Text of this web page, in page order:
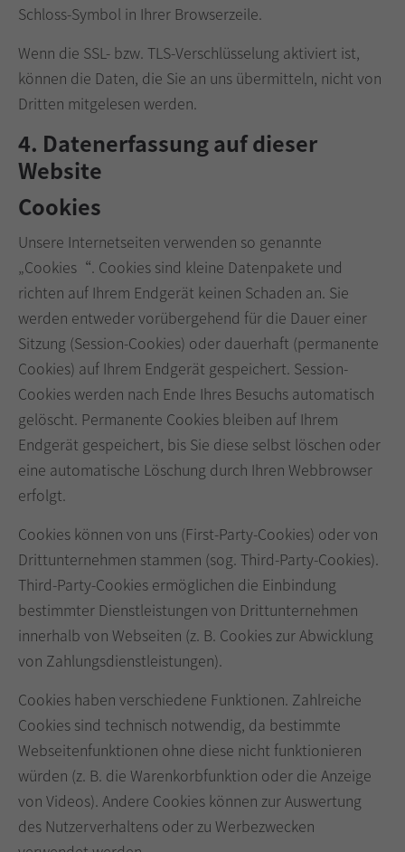
Schloss-Symbol in Ihrer Browserzeile.
Wenn die SSL- bzw. TLS-Verschlüsselung aktiviert ist,
können die Daten, die Sie an uns übermitteln, nicht von
Dritten mitgelesen werden.
4. Datenerfassung auf dieser
Website
Cookies
Unsere Internetseiten verwenden so genannte
„Cookies“. Cookies sind kleine Datenpakete und
richten auf Ihrem Endgerät keinen Schaden an. Sie
werden entweder vorübergehend für die Dauer einer
Sitzung (Session-Cookies) oder dauerhaft (permanente
Cookies) auf Ihrem Endgerät gespeichert. Session-
Cookies werden nach Ende Ihres Besuchs automatisch
gelöscht. Permanente Cookies bleiben auf Ihrem
Endgerät gespeichert, bis Sie diese selbst löschen oder
eine automatische Löschung durch Ihren Webbrowser
erfolgt.
Cookies können von uns (First-Party-Cookies) oder von
Drittunternehmen stammen (sog. Third-Party-Cookies).
Third-Party-Cookies ermöglichen die Einbindung
bestimmter Dienstleistungen von Drittunternehmen
innerhalb von Webseiten (z. B. Cookies zur Abwicklung
von Zahlungsdienstleistungen).
Cookies haben verschiedene Funktionen. Zahlreiche
Cookies sind technisch notwendig, da bestimmte
Webseitenfunktionen ohne diese nicht funktionieren
würden (z. B. die Warenkorbfunktion oder die Anzeige
von Videos). Andere Cookies können zur Auswertung
des Nutzerverhaltens oder zu Werbezwecken